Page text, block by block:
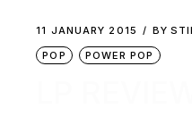
11 JANUARY 2015 BY
POP
POWER POP